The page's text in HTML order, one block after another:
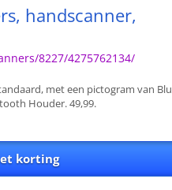
handscanner,
8227/4275762134/
met een pictogram van
Houder. 49,99.
korting